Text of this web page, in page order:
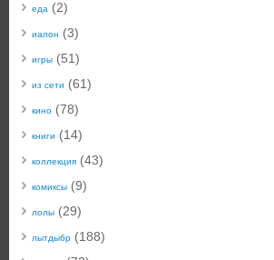
еда (2)
иалон (3)
игры (51)
из сети (61)
кино (78)
книги (14)
коллекция (43)
комиксы (9)
лолы (29)
лытдыбр (188)